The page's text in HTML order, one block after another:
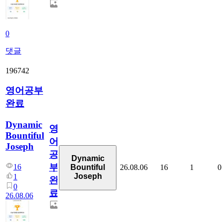
0
댓글
196742
영어공부
완료
Dynamic
Bountiful
Joseph
16
1
0
26.08.06
영
어
공
부
완
료
Dynamic
Bountiful
Joseph
26.08.06 16 1 0